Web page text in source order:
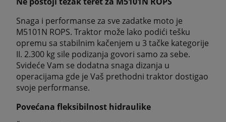
Snaga i performanse za sve zadatke moto je
M5101N ROPS. Traktor može lako podići tešku
opremu sa stabilnim kačenjem u 3 tačke kategorije
II. 2.300 kg sile podizanja govori samo za sebe.
Svideće Vam se dodatna snaga dizanja u
operacijama gde je Vaš prethodni traktor dostigao
svoje performanse.
Povećana fleksibilnost hidraulike